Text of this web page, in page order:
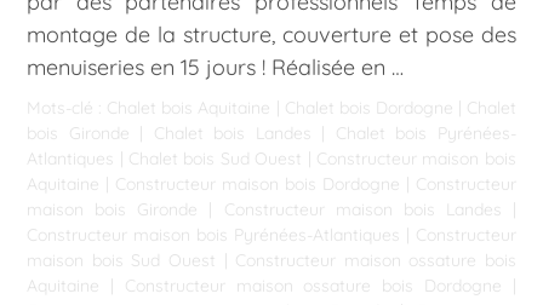
montage de la structure, couverture et pose des
menuiseries en 15 jours ! Réalisée en …
Mots-clé : Chalet bois Aquitaine Chalet bois Dordogne
Chalet
bois Gironde
Chalet bois Landes
Chalet bois Pyrénées-
Atlantiques
Chalet bois Sud Ouest
Constructeur maison bois
Aquitaine
Constructeur maison bois Dordogne
Constructeur
maison bois Gironde
Constructeur maison bois Landes
Constructeur maison bois Pyrénées-Atlantiques
Constructeur
maison bois Sud Ouest
Constructeur maison ossature bois
Aquitaine
Constructeur maison ossature bois Dordogne